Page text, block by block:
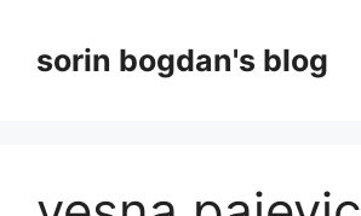
contentsorin bogdan's blog